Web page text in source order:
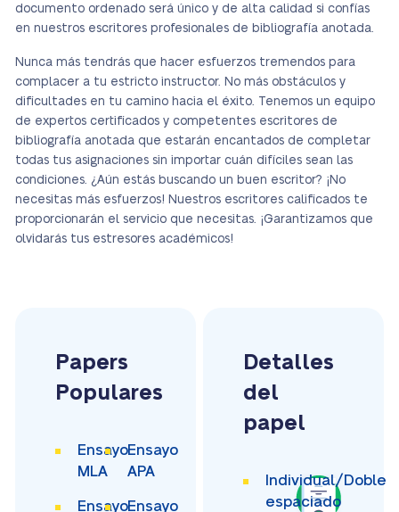
documento ordenado será único y de alta calidad si confías
en nuestros escritores profesionales de bibliografía anotada.
Nunca más tendrás que hacer esfuerzos tremendos para
complacer a tu estricto instructor. No más obstáculos y
dificultades en tu camino hacia el éxito. Tenemos un equipo
de expertos certificados y competentes escritores de
bibliografía anotada que estarán encantados de completar
todas tus asignaciones sin importar cuán difíciles sean las
condiciones. ¿Aún estás buscando un buen escritor? ¡No
necesitas más esfuerzos! Nuestros escritores calificados te
proporcionarán el servicio que necesitas. ¡Garantizamos que
olvidarás tus estresores académicos!
Papers
Populares
Ensayo
MLA
Ensayo
APA
EnsayoEnsayo
Detalles
del
papel
Individual/Doble
espaciado